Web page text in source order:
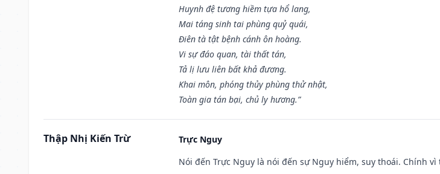
Huynh đệ tương hiềm tựa hổ lang,
Mai táng sinh tai phùng quỷ quái,
Điên tà tật bệnh cánh ôn hoàng.
Vi sự đáo quan, tài thất tán,
Tả lị lưu liên bất khả đương.
Khai môn, phóng thủy phùng thử nhật,
Toàn gia tán bại, chủ ly hương.”
Thập Nhị Kiến Trừ
Trực Nguy
Nói đến Trực Nguy là nói đến sự Nguy hiểm, suy thoái. Chính